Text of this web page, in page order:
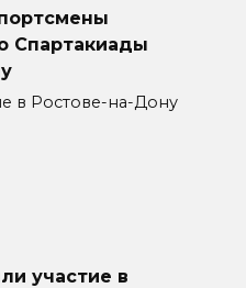
Спартакиады
в Ростове-на-Дону
участие в